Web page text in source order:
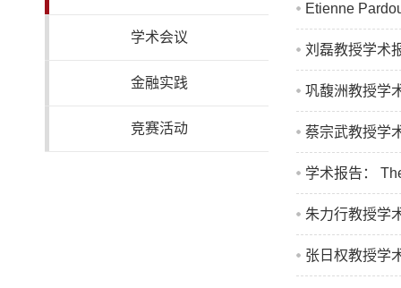
学术会议
金融实践
竞赛活动
Etienne
刘磊教授学术
巩馥洲教授学
蔡宗武教授学
学术报告：
朱力行教授学
张日权教授学